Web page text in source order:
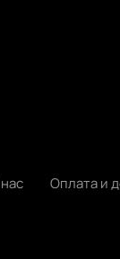
Оплата и